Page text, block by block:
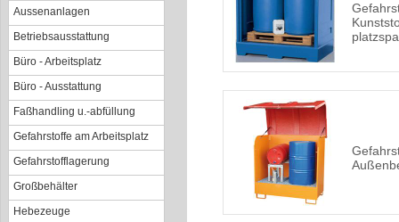
Aussenanlagen
Betriebsausstattung
Büro - Arbeitsplatz
Büro - Ausstattung
Faßhandling u.-abfüllung
Gefahrstoffe am Arbeitsplatz
Gefahrstofflagerung
Großbehälter
Hebezeuge